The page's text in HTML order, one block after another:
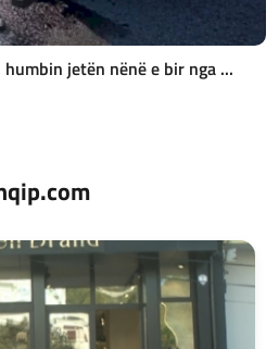
jetën nënë e bir nga ...